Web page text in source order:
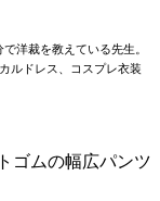
洋裁を教えている先生。
ルドレス、コスプレ衣装
ゴムの幅広パンツ